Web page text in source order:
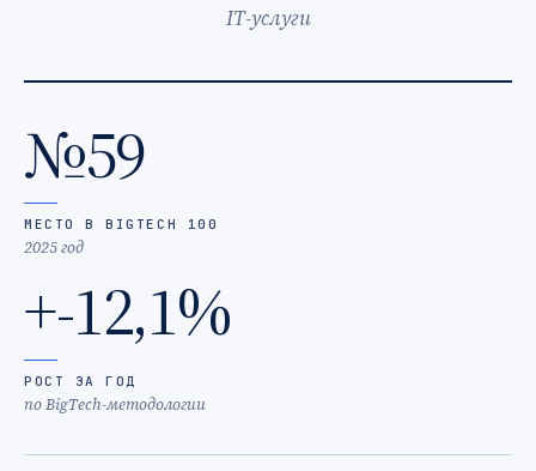
IT-услуги
№59
МЕСТО В BIGTECH 100
2025 год
+-12,1%
РОСТ ЗА ГОД
по BigTech-методологии